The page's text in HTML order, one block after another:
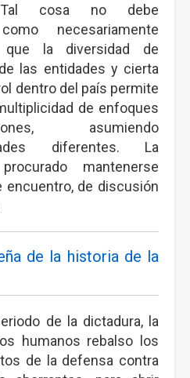
Tal cosa no debe
necesariamente
que la diversidad de
las entidades y cierta
dentro del país permite
de enfoques
asumiendo
diferentes. La
mantenerse
encuentro, de discusión
de la historia de la
de la dictadura, la
humanos rebalso los
de la defensa contra